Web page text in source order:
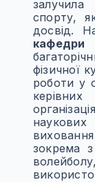
залучила
спорту,
досвід.
фізичної
роботи у
зокрема